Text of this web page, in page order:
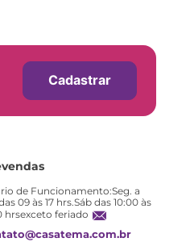
Cadastrar
de Funcionamento:Seg. a
09 às 17 hrs.Sáb das 10:00 às
hrsexceto feriado